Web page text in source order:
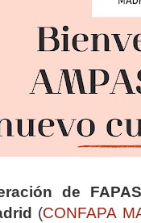
de
(CONFAPA